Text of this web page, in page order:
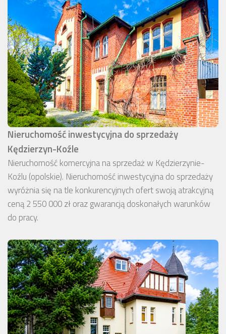
Nieruchomość inwestycyjna do sprzedaży
Kędzierzyn-Koźle
Nieruchomość komercyjna na sprzedaż w Kędzierzynie-
Koźlu (opolskie). Nieruchomość inwestycyjna do sprzedaży
wyróżnia się na tle konkurencyjnych ofert swoją atrakcyjną
ceną 2 550 000 zł oraz gwarancją doskonałych warunków
do pracy.